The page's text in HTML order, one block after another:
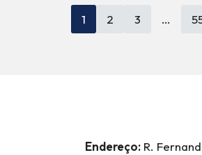
1 2 3 …
Endereço: R.